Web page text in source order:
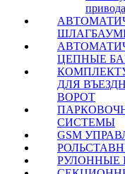
привода
ЦЕПНЫЕ
ДЛЯ
ВОРОТ
СИСТЕМЫ
GSM
РУЛОННЫЕ